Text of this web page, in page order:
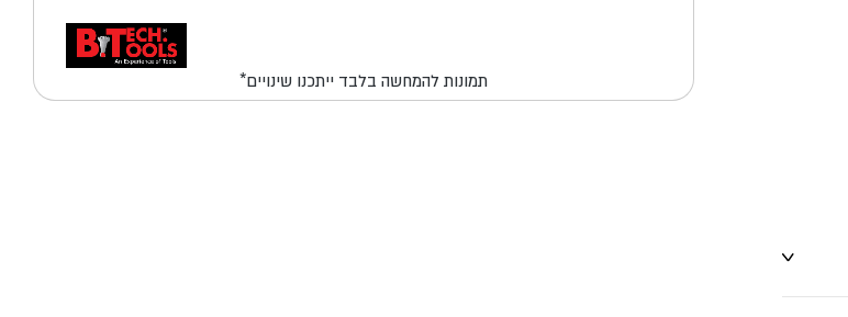
*תמונות להמחשה בלבד ייתכנו שינויים